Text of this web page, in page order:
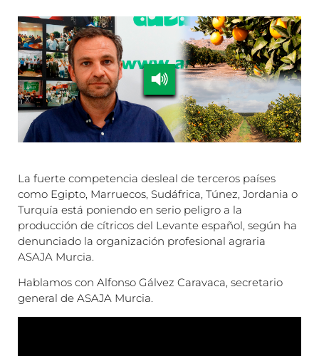
La fuerte competencia desleal de terceros países
como Egipto, Marruecos, Sudáfrica, Túnez, Jordania o
Turquía está poniendo en serio peligro a la
producción de cítricos del Levante español, según ha
denunciado la organización profesional agraria
ASAJA Murcia.
Hablamos con Alfonso Gálvez Caravaca, secretario
general de ASAJA Murcia.